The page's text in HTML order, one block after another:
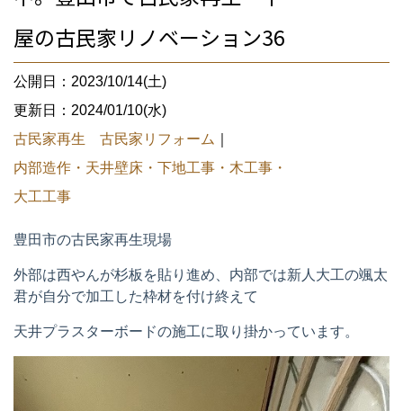
屋の古民家リノベーション36
公開日：2023/10/14(土)
更新日：2024/01/10(水)
古民家再生 古民家リフォーム
内部造作・天井壁床・下地工事・木工事・
大工工事
豊田市の古民家再生現場
外部は西やんが杉板を貼り進め、内部では新人大工の颯太
君が自分で加工した枠材を付け終えて
天井プラスターボードの施工に取り掛かっています。